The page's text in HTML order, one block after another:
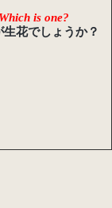
Which is one?
生花でしょうか？